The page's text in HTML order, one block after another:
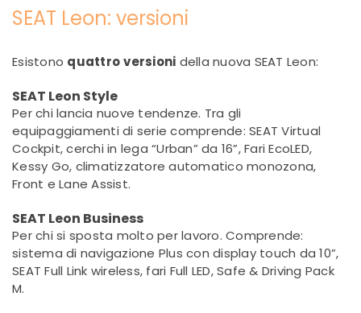
SEAT Leon: versioni
Esistono quattro versioni della nuova SEAT Leon:
SEAT Leon Style
Per chi lancia nuove tendenze. Tra gli
equipaggiamenti di serie comprende: SEAT Virtual
Cockpit, cerchi in lega “Urban” da 16”, Fari EcoLED,
Kessy Go, climatizzatore automatico monozona,
Front e Lane Assist.
SEAT Leon Business
Per chi si sposta molto per lavoro. Comprende:
sistema di navigazione Plus con display touch da 10”,
SEAT Full Link wireless, fari Full LED, Safe & Driving Pack
M.